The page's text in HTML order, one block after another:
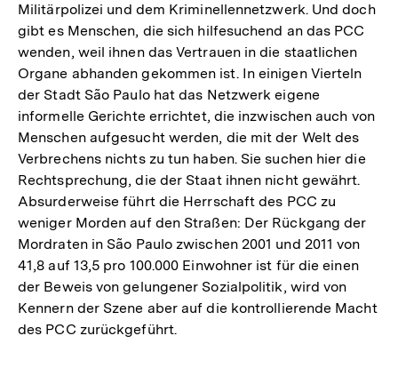
Militärpolizei und dem Kriminellennetzwerk. Und doch
gibt es Menschen, die sich hilfesuchend an das PCC
wenden, weil ihnen das Vertrauen in die staatlichen
Organe abhanden gekommen ist. In einigen Vierteln
der Stadt São Paulo hat das Netzwerk eigene
informelle Gerichte errichtet, die inzwischen auch von
Menschen aufgesucht werden, die mit der Welt des
Verbrechens nichts zu tun haben. Sie suchen hier die
Rechtsprechung, die der Staat ihnen nicht gewährt.
Absurderweise führt die Herrschaft des PCC zu
weniger Morden auf den Straßen: Der Rückgang der
Mordraten in São Paulo zwischen 2001 und 2011 von
41,8 auf 13,5 pro 100.000 Einwohner ist für die einen
der Beweis von gelungener Sozialpolitik, wird von
Kennern der Szene aber auf die kontrollierende Macht
des PCC zurückgeführt.